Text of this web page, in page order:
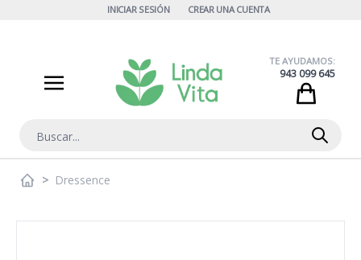
INICIAR SESIÓN CREAR UNA CUENTA
Buscar
TE AYUDAMOS:
943 099 645
> Dressence